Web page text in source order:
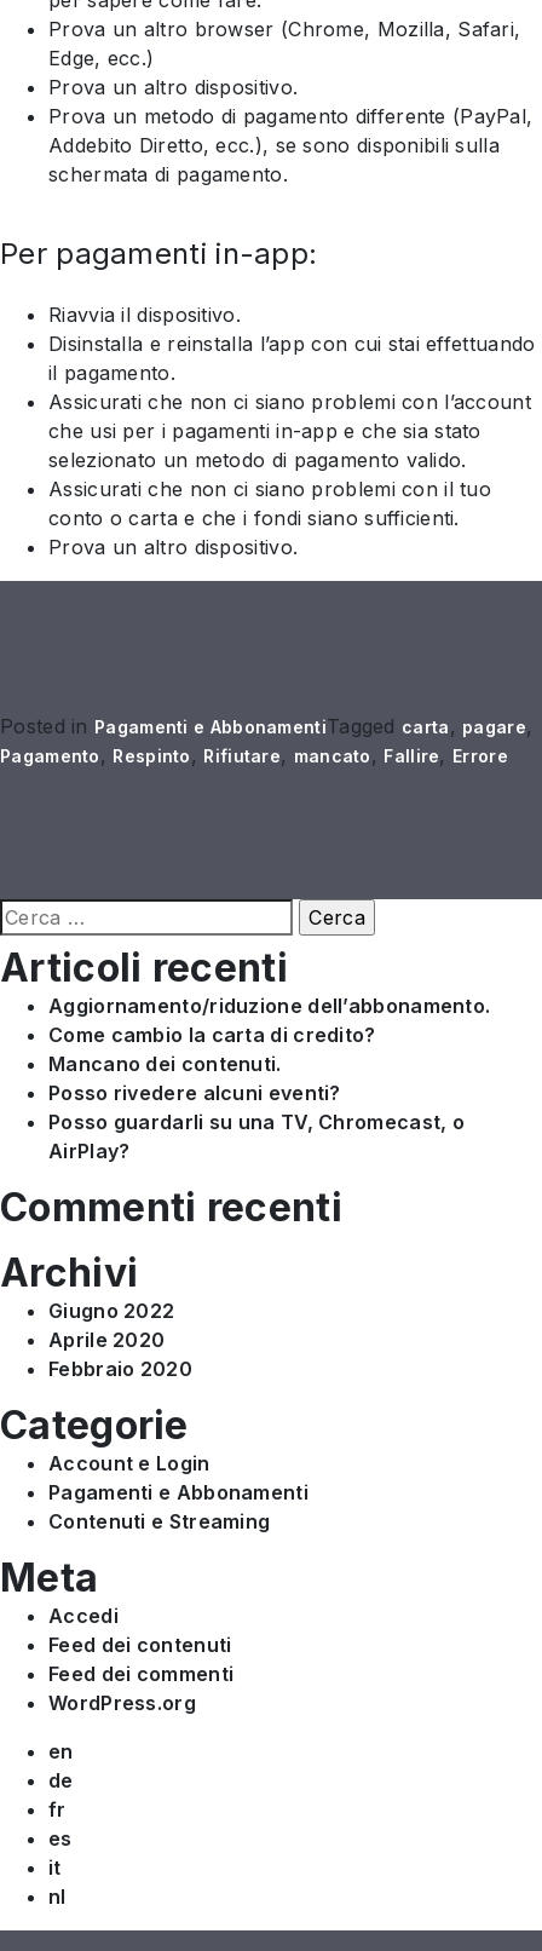
Prova un altro browser (Chrome, Mozilla, Safari,
Edge, ecc.)
Prova un altro dispositivo.
Prova un metodo di pagamento differente (PayPal,
Addebito Diretto, ecc.), se sono disponibili sulla
schermata di pagamento.
Per pagamenti in-app:
Riavvia il dispositivo.
Disinstalla e reinstalla l’app con cui stai effettuando
il pagamento.
Assicurati che non ci siano problemi con l’account
che usi per i pagamenti in-app e che sia stato
selezionato un metodo di pagamento valido.
Assicurati che non ci siano problemi con il tuo
conto o carta e che i fondi siano sufficienti.
Prova un altro dispositivo.
Posted in Pagamenti e AbbonamentiTagged carta , pagare,
Pagamento , Respinto , Rifiutare, mancato , Fallire, Errore
Ricerca
per:
Articoli recenti
Aggiornamento/riduzione dell’abbonamento.
Come cambio la carta di credito?
Mancano dei contenuti.
Posso rivedere alcuni eventi?
Posso guardarli su una TV, Chromecast, o
AirPlay?
Commenti recenti
Archivi
Giugno 2022
Aprile 2020
Febbraio 2020
Categorie
Account e Login
Pagamenti e Abbonamenti
Contenuti e Streaming
Meta
Accedi
Feed dei contenuti
Feed dei commenti
WordPress.org
en
de
fr
es
it
nl